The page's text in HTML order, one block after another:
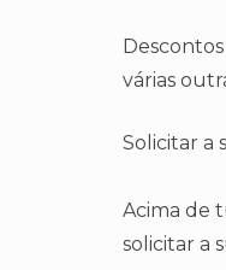
várias
Solicitar a
Acima de
solicitar a